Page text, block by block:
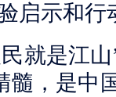
启示和行
就是江
髓，是中